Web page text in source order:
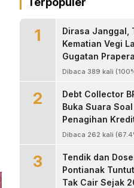
1
Dirasa Janggal,
Kematian Vegi
Gugatan
Kapolres Landak
Dibaca 389 kali
2
Debt Collector
Buka Suara
Penagihan
Bantah Tuduhan
Dibaca 262 kali
3
Tendik dan
Pontianak
Tak Cair Sejak